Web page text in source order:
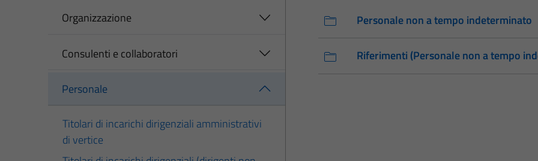
Organizzazione
Consulenti e collaboratori
Personale
Titolari di incarichi dirigenziali amministrativi
di vertice
Personale non a tempo indeterminato
Riferimenti (Personale non a tempo